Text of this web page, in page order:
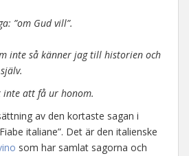
”om Gud vill”.
inte så känner jag till historien och
inte att få ur honom.
av den kortaste sagan i
italiane”. Det är den italienske
som har samlat sagorna och